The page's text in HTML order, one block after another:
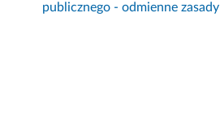
publicznego - odmienne zasady